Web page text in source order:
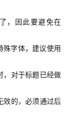
，因此要避免在
殊字体，建议使用
，对于标题已经做
效的，必须通过后